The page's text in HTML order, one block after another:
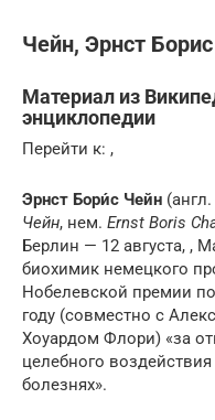
Чейн, Эрнст Борис
Материал из
энциклопедии
Перейти к: ,
Эрнст Бори́с Чейн (англ.
Чейн, нем. Ernst Boris
Берлин — 12 августа, ,
биохимик немецкого
Нобелевской премии
году (совместно с
Хоуардом Флори) «за
целебного
болезнях».